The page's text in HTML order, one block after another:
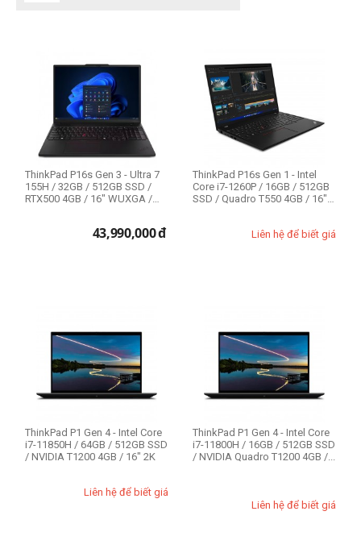
512GB
Kích cỡ màn hình (1)
14 inch
14.5 inch
15.6 inch
16 inch
Business
Gaming
Thiết kế đồ họa
Workstation
ThinkPad P16s Gen 3 - Ultra 7
155H / 32GB / 512GB SSD /
RTX500 4GB / 16" WUXGA /
43,990,000đ
ThinkPad P16s Gen 1 - Intel
Core i7-1260P / 16GB / 512GB
SSD / Quadro T550 4GB / 16"
Liên hệ để biết giá
ThinkPad P1 Gen 4 - Intel Core
i7-11850H / 64GB / 512GB SSD
/ NVIDIA T1200 4GB / 16" 2K
Liên hệ để biết giá
ThinkPad P1 Gen 4 - Intel Core
i7-11800H / 16GB / 512GB SSD
/ NVIDIA Quadro T1200 4GB /...
Liên hệ để biết giá